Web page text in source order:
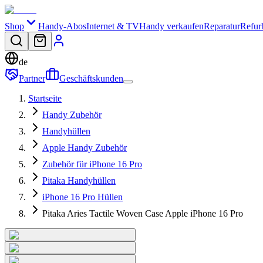
Shop Handy-AbosInternet & TVHandy verkaufenReparatur
de
Partner
Geschäftskunden
Startseite
Handy Zubehör
Handyhüllen
Apple Handy Zubehör
Zubehör für iPhone 16 Pro
Pitaka Handyhüllen
iPhone 16 Pro Hüllen
Pitaka Aries Tactile Woven Case Apple iPhone 16 Pro